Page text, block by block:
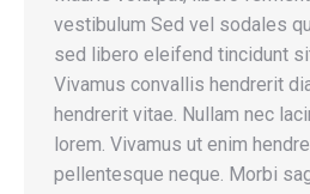
vestibulum Sed vel sodales
sed libero eleifend tincidunt
Vivamus convallis hendrerit
hendrerit vitae. Nullam nec
lorem. Vivamus ut enim
pellentesque neque. Morbi